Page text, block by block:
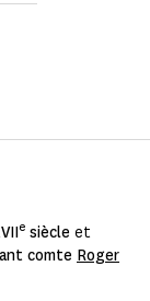
e siècle et
comte Roger